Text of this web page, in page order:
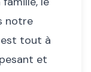
notre
est tout à
et